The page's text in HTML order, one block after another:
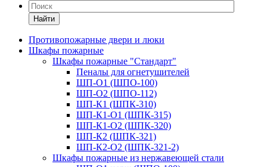
Найти
Противопожарные двери и люки
Шкафы пожарные
Шкафы пожарные "Стандарт"
Пеналы для огнетушителей
ШП-О1 (ШПО-100)
ШП-О2 (ШПО-112)
ШП-К1 (ШПК-310)
ШП-К1-О1 (ШПК-315)
ШП-К1-О2 (ШПК-320)
ШП-К2 (ШПК-321)
ШП-К2-О2 (ШПК-321-2)
Шкафы пожарные из нержавеющей стали